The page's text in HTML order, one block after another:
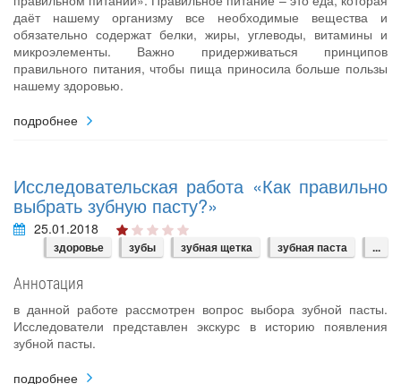
даёт нашему организму все необходимые вещества и
обязательно содержат белки, жиры, углеводы, витамины и
микроэлементы. Важно придерживаться принципов
правильного питания, чтобы пища приносила больше пользы
нашему здоровью.
подробнее
Исследовательская работа «Как правильно
выбрать зубную пасту?»
25.01.2018
здоровье зубы зубная щетка зубная паста ...
Аннотация
в данной работе рассмотрен вопрос выбора зубной пасты.
Исследователи представлен экскурс в историю появления
зубной пасты.
подробнее